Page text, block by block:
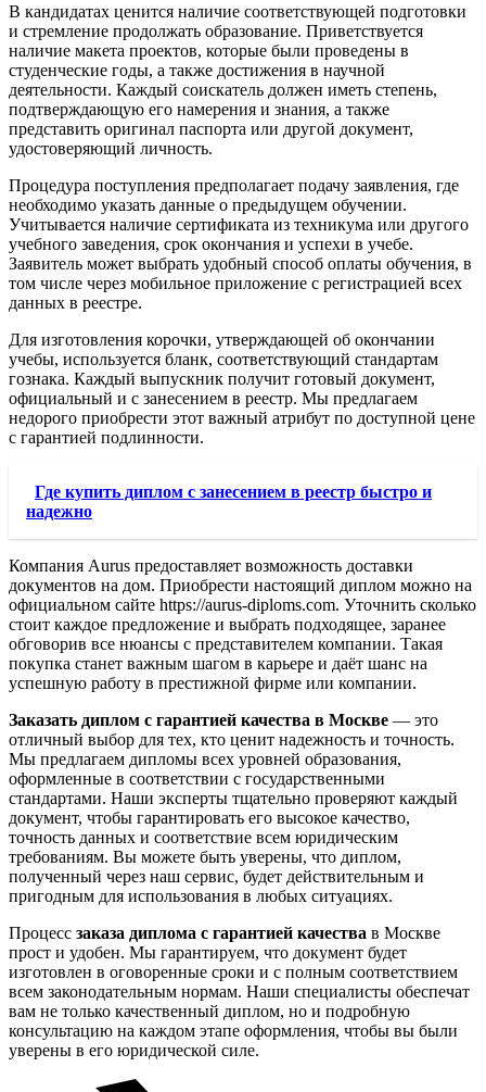
В кандидатах ценится наличие соответствующей подготовки
и стремление продолжать образование. Приветствуется
наличие макета проектов, которые были проведены в
студенческие годы, а также достижения в научной
деятельности. Каждый соискатель должен иметь степень,
подтверждающую его намерения и знания, а также
представить оригинал паспорта или другой документ,
удостоверяющий личность.
Процедура поступления предполагает подачу заявления, где
необходимо указать данные о предыдущем обучении.
Учитывается наличие сертификата из техникума или другого
учебного заведения, срок окончания и успехи в учебе.
Заявитель может выбрать удобный способ оплаты обучения, в
том числе через мобильное приложение с регистрацией всех
данных в реестре.
Для изготовления корочки, утверждающей об окончании
учебы, используется бланк, соответствующий стандартам
гознака. Каждый выпускник получит готовый документ,
официальный и с занесением в реестр. Мы предлагаем
недорого приобрести этот важный атрибут по доступной цене
с гарантией подлинности.
Где купить диплом с занесением в реестр быстро и
надежно
Компания Aurus предоставляет возможность доставки
документов на дом. Приобрести настоящий диплом можно на
официальном сайте https://aurus-diploms.com. Уточнить сколько
стоит каждое предложение и выбрать подходящее, заранее
обговорив все нюансы с представителем компании. Такая
покупка станет важным шагом в карьере и даёт шанс на
успешную работу в престижной фирме или компании.
Заказать диплом с гарантией качества в Москве — это
отличный выбор для тех, кто ценит надежность и точность.
Мы предлагаем дипломы всех уровней образования,
оформленные в соответствии с государственными
стандартами. Наши эксперты тщательно проверяют каждый
документ, чтобы гарантировать его высокое качество,
точность данных и соответствие всем юридическим
требованиям. Вы можете быть уверены, что диплом,
полученный через наш сервис, будет действительным и
пригодным для использования в любых ситуациях.
Процесс заказа диплома с гарантией качества в Москве
прост и удобен. Мы гарантируем, что документ будет
изготовлен в оговоренные сроки и с полным соответствием
всем законодательным нормам. Наши специалисты обеспечат
вам не только качественный диплом, но и подробную
консультацию на каждом этапе оформления, чтобы вы были
уверены в его юридической силе.